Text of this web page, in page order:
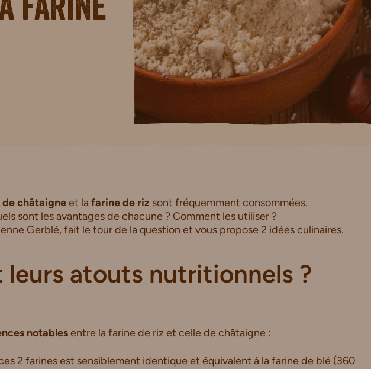
farine
châtaigneet la farine de riz sont fréquemment consommées.
sont les avantages de chacune ? Comment les utiliser ?
Gerblé, fait le tour de la question et vous propose 2 idées culinaires.
leurs atouts nutritionnels ?
notablesentre la farine de riz et celle de châtaigne :
2 farines est sensiblement identique et équivalent à la farine de blé (360